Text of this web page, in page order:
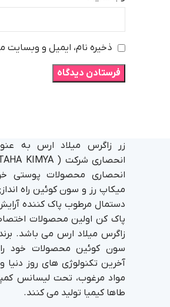
ذخیره نام، ایمیل و وبسایت
زر زاگرس میلاد ارس به
انحصاری محصولات پوستی
میکاپ رز و سون کوئین راه
دستمال مرطوب پاک کننده
پاک کن اولین محصولات
زاگرس میلاد ارس می باشد.
سون کوئین محصولات خود را
آخرین تکنولوژی های روز دنیا و
مواد مرغوب، تحت لیسانس
طاها کیمیا تولید می کنند.